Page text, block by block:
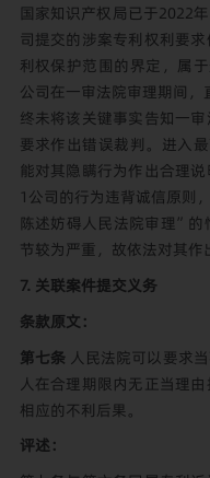
国家知识产权局已于2022
司提交的涉案专利权利要
利权保护范围的界定，属
公司在一审法院审理期间
终未将该关键事实告知一
要求作出错误裁判。进入
能对其隐瞒行为作出合理
1公司的行为违背诚信原则
陈述妨碍人民法院审理”
节较为严重，故依法对其作
7. 关联案件提交义务
条款原文：
第七条 人民法院可以要求
人在合理期限内无正当理
相应的不利后果。
评述：